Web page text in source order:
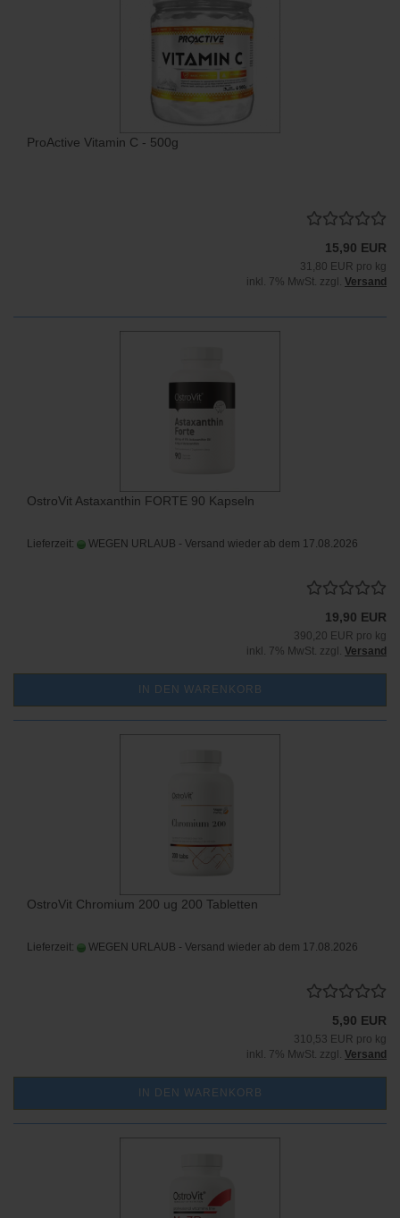
ProActive Vitamin C - 500g
15,90 EUR
31,80 EUR pro kg
inkl. 7% MwSt. zzgl. Versand
OstroVit Astaxanthin FORTE 90 Kapseln
Lieferzeit: WEGEN URLAUB - Versand wieder ab dem 17.08.2026
19,90 EUR
390,20 EUR pro kg
inkl. 7% MwSt. zzgl. Versand
IN DEN WARENKORB
OstroVit Chromium 200 ug 200 Tabletten
Lieferzeit: WEGEN URLAUB - Versand wieder ab dem 17.08.2026
5,90 EUR
310,53 EUR pro kg
inkl. 7% MwSt. zzgl. Versand
IN DEN WARENKORB